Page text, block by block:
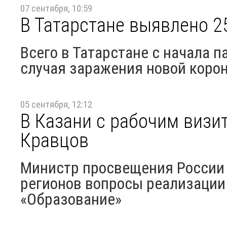
07 сентября, 10:59
В Татарстане выявлено
Всего в Татарстане с начала
случая заражения новой
05 сентября, 12:12
В Казани с рабочим
Кравцов
Министр просвещения
регионов вопросы
«Образование»